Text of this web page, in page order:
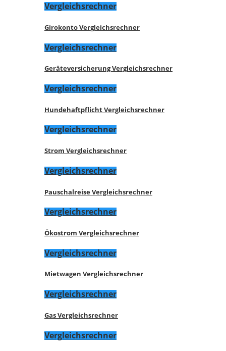
Vergleichsrechner
Girokonto Vergleichsrechner
Vergleichsrechner
Geräteversicherung Vergleichsrechner
Vergleichsrechner
Hundehaftpflicht Vergleichsrechner
Vergleichsrechner
Strom Vergleichsrechner
Vergleichsrechner
Pauschalreise Vergleichsrechner
Vergleichsrechner
Ökostrom Vergleichsrechner
Vergleichsrechner
Mietwagen Vergleichsrechner
Vergleichsrechner
Gas Vergleichsrechner
Vergleichsrechner